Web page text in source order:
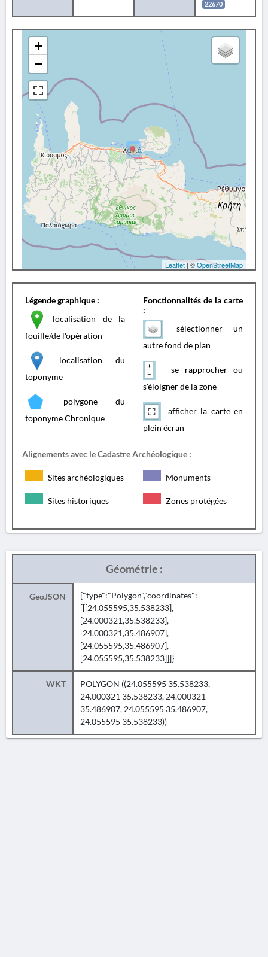
22670
+
−
Leaflet| ©OpenStreetMap
Légende graphique :
localisation de la
fouille/de l'opération
localisation du
toponyme
polygone du
toponyme Chronique
Fonctionnalités de la carte
:
sélectionner un
autre fond de plan
se rapprocher ou
s'éloigner de la zone
afficher la carte en
plein écran
Alignements avec le Cadastre Archéologique :
Sites archéologiques Monuments
Sites historiques Zones protégées
Géométrie :
GeoJSON
{"type":"Polygon","coordinates":
[[[24.055595,35.538233],
[24.000321,35.538233],
[24.000321,35.486907],
[24.055595,35.486907],
[24.055595,35.538233]]]}
WKT
POLYGON ((24.055595 35.538233,
24.000321 35.538233, 24.000321
35.486907, 24.055595 35.486907,
24.055595 35.538233))